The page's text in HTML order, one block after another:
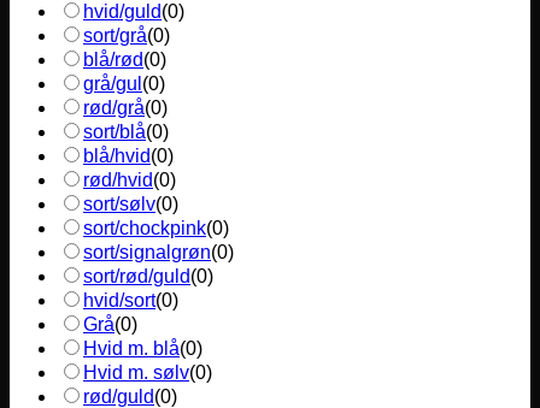
hvid/guld(0)
sort/grå(0)
blå/rød(0)
grå/gul (0)
rød/grå(0)
sort/blå(0)
blå/hvid(0)
rød/hvid(0)
sort/sølv(0)
sort/chockpink(0)
sort/signalgrøn(0)
sort/rød/guld(0)
hvid/sort(0)
Grå(0)
Hvid m. blå(0)
Hvid m. sølv(0)
rød/guld(0)